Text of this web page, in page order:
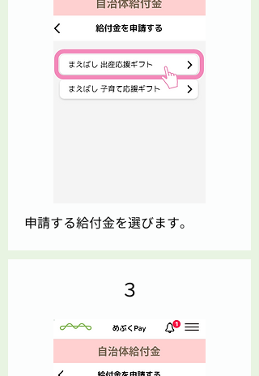
申請する給付金を選びます。
​３